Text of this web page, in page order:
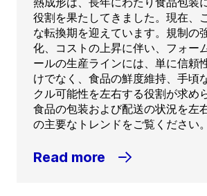
役割を果たしてきました。現在、
な転換期を迎えています。規制の
化、コストの上昇に伴い、フォー
ールの生産ラインには、単に信頼
けでなく、食品の鮮度維持、手頃
クル可能性を左右する役割が求め
食品の包装および配送の状況を左
の主要なトレンドをご覧ください。
Read more